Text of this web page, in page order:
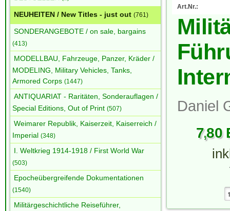
NEUHEITEN / New Titles - just out (761)
SONDERANGEBOTE / on sale, bargains
(413)
MODELLBAU, Fahrzeuge, Panzer, Kräder /
MODELING, Military Vehicles, Tanks,
Armored Corps (1447)
ANTIQUARIAT - Raritäten, Sonderauflagen /
Special Editions, Out of Print (507)
Weimarer Republik, Kaiserzeit, Kaiserreich /
Imperial (348)
I. Weltkrieg 1914-1918 / First World War
(503)
Epocheübergreifende Dokumentationen
(1540)
Militärgeschichtliche Reiseführer,
Art.Nr.:
Daniel
7,80